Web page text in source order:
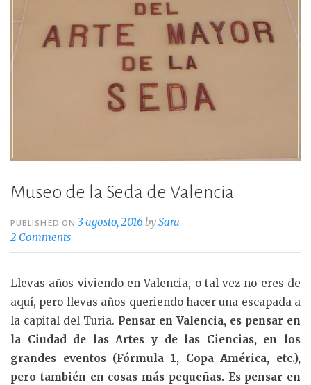
Museo de la Seda de Valencia
PUBLISHED ON3 agosto, 2016 bySara
2 Comments
Llevas años viviendo en Valencia, o tal vez no eres de
aquí, pero llevas años queriendo hacer una escapada a
la capital del Turia. Pensar en Valencia, es pensar en
la Ciudad de las Artes y de las Ciencias, en los
grandes eventos (Fórmula 1, Copa América, etc.),
pero también en cosas más pequeñas. Es pensar en